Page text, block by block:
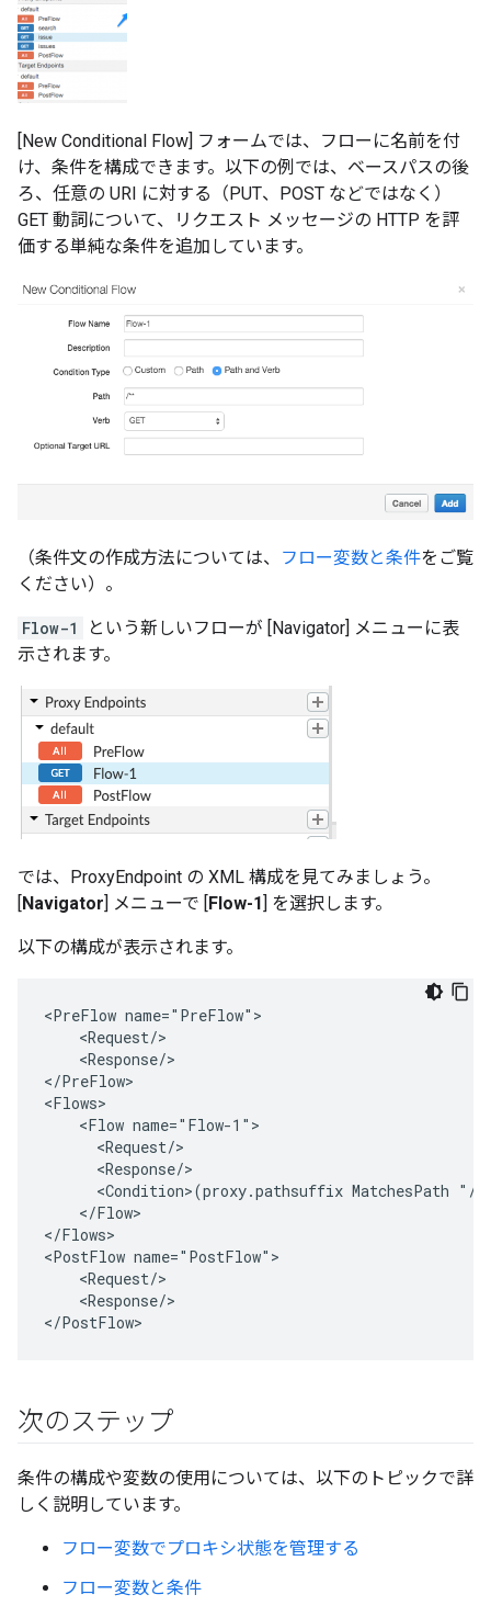
[New Conditional Flow] フォームでは、フローに名前を付
け、条件を構成できます。以下の例では、ベースパスの後
ろ、任意の URI に対する（PUT、POST などではなく）
GET 動詞について、リクエスト メッセージの HTTP を評
価する単純な条件を追加しています。
（条件文の作成方法については、 フロー変数と条件をご覧
ください）。
Flow-1
という新しいフローが [Navigator] メニューに表
示されます。
では、ProxyEndpoint の XML 構成を見てみましょう。
[Navigator] メニューで [Flow-1] を選択します。
以下の構成が表示されます。
<PreFlow name="PreFlow">
    <Request/>
    <Response/>
</PreFlow>
<Flows>
    <Flow name="Flow-1">
      <Request/>
      <Response/>
<Condition>(proxy.pathsuffix MatchesPath
    </Flow>
</Flows>
<PostFlow name="PostFlow">
    <Request/>
    <Response/>
</PostFlow>
次のステップ
条件の構成や変数の使用については、以下のトピックで詳
しく説明しています。
フロー変数でプロキシ状態を管理する
フロー変数と条件